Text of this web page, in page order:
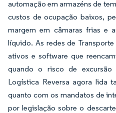
automação em armazéns de
custos de ocupação baixos,
margem em câmaras frias e
líquido. As redes de
ativos e software que
quando o risco de excursão
Logística Reversa agora lida
quanto com os mandatos de
por legislação sobre o